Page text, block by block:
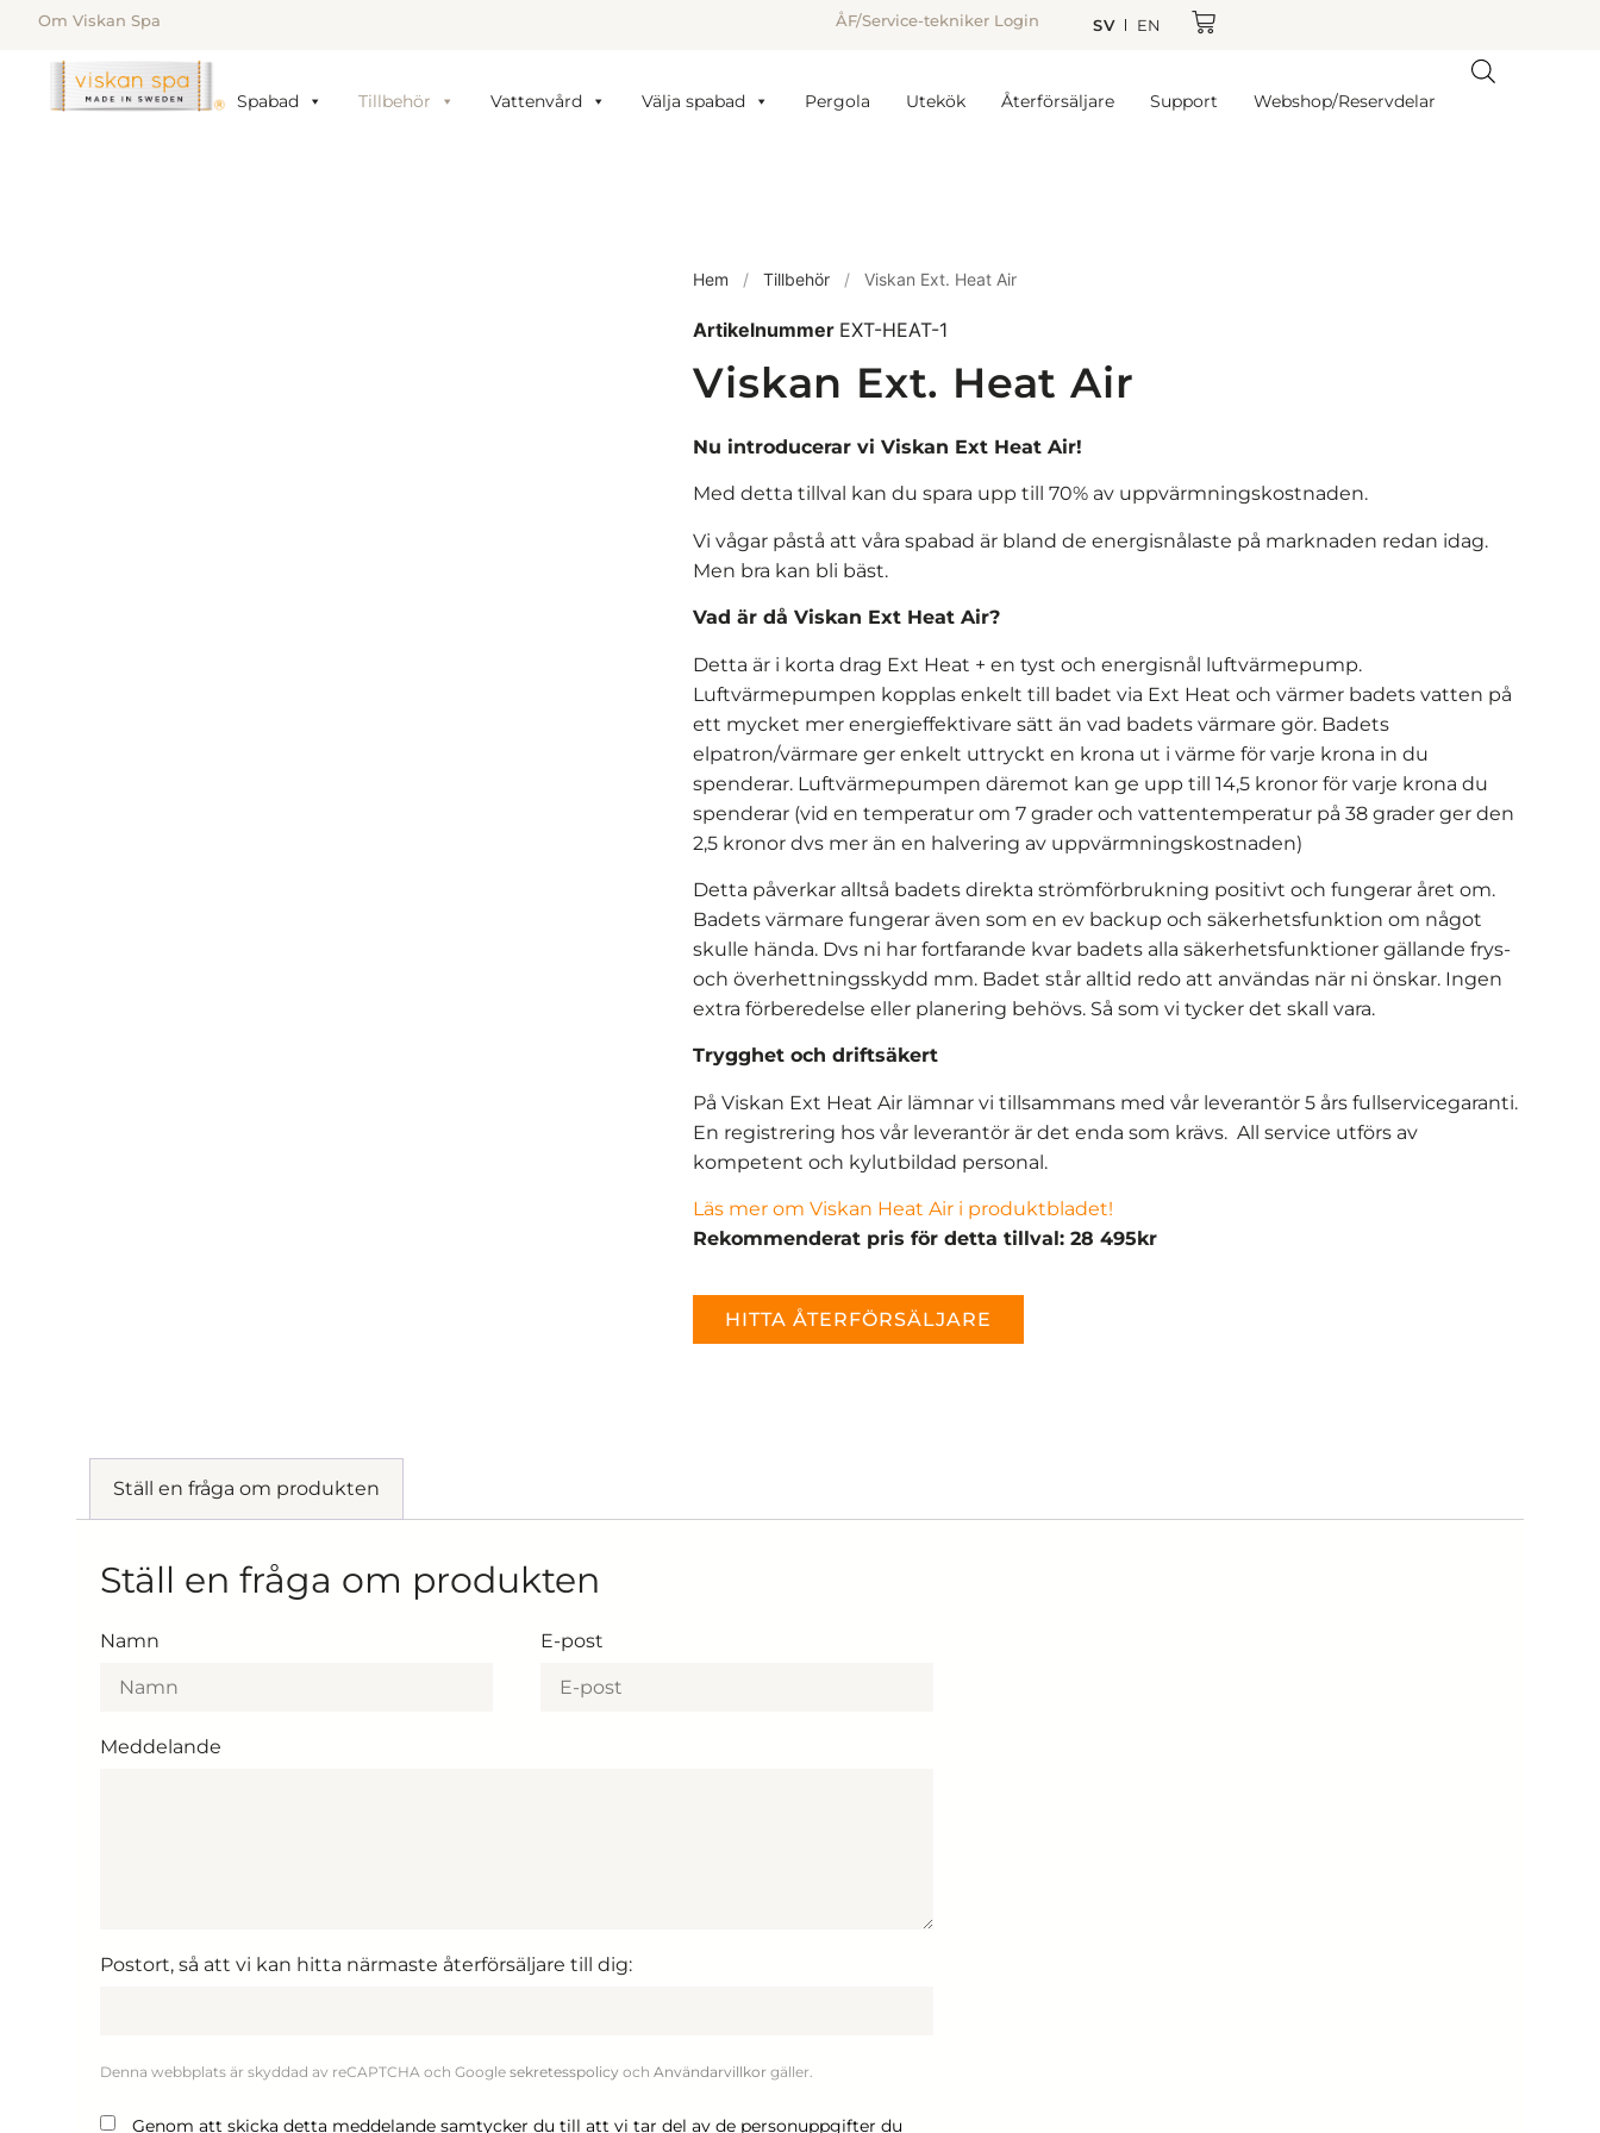
Om Viskan Spa ÅF/Service-tekniker Login SV EN
Spabad Tillbehör Vattenvård Välja spabad Pergola Utekök Återförsäljare Support Webshop/Reservdelar
Hem / Tillbehör / Viskan Ext. Heat Air
Artikelnummer EXT-HEAT-1
Viskan Ext. Heat Air
Nu introducerar vi Viskan Ext Heat Air!
Med detta tillval kan du spara upp till 70% av uppvärmningskostnaden.
Vi vågar påstå att våra spabad är bland de energisnålaste på marknaden redan idag.
Men bra kan bli bäst.
Vad är då Viskan Ext Heat Air?
Detta är i korta drag Ext Heat + en tyst och energisnål luftvärmepump.
Luftvärmepumpen kopplas enkelt till badet via Ext Heat och värmer badets vatten på
ett mycket mer energieffektivare sätt än vad badets värmare gör. Badets
elpatron/värmare ger enkelt uttryckt en krona ut i värme för varje krona in du
spenderar. Luftvärmepumpen däremot kan ge upp till 14,5 kronor för varje krona du
spenderar (vid en temperatur om 7 grader och vattentemperatur på 38 grader ger den
2,5 kronor dvs mer än en halvering av uppvärmningskostnaden)
Detta påverkar alltså badets direkta strömförbrukning positivt och fungerar året om.
Badets värmare fungerar även som en ev backup och säkerhetsfunktion om något
skulle hända. Dvs ni har fortfarande kvar badets alla säkerhetsfunktioner gällande frys-
och överhettningsskydd mm. Badet står alltid redo att användas när ni önskar. Ingen
extra förberedelse eller planering behövs. Så som vi tycker det skall vara.
Trygghet och driftsäkert
På Viskan Ext Heat Air lämnar vi tillsammans med vår leverantör 5 års fullservicegaranti.
En registrering hos vår leverantör är det enda som krävs. All service utförs av
kompetent och kylutbildad personal.
Läs mer om Viskan Heat Air i produktbladet!
Rekommenderat pris för detta tillval: 28 495kr
HITTA ÅTERFÖRSÄLJARE
Ställ en fråga om produkten
Ställ en fråga om produkten
Namn E-post
Meddelande
Postort, så att vi kan hitta närmaste återförsäljare till dig:
Denna webbplats är skyddad av reCAPTCHA och Google sekretesspolicy och Användarvillkor gäller.
Genom att skicka detta meddelande samtycker du till att vi tar del av de personuppgifter du